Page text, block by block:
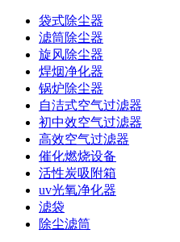
袋式除尘器
滤筒除尘器
旋风除尘器
焊烟净化器
锅炉除尘器
自洁式空气过滤器
初中效空气过滤器
高效空气过滤器
催化燃烧设备
活性炭吸附箱
uv光氧净化器
滤袋
除尘滤筒